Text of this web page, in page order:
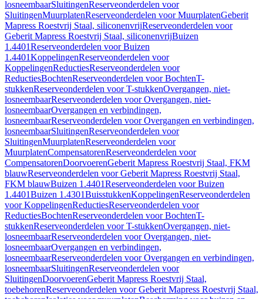
losneembaarSluitingenReserveonderdelen voor
SluitingenMuurplatenReserveonderdelen voor MuurplatenGeberit
Mapress Roestvrij Staal, siliconenvrijReserveonderdelen voor
Geberit Mapress Roestvrij Staal, siliconenvrijBuizen
1.4401Reserveonderdelen voor Buizen
1.4401KoppelingenReserveonderdelen voor
KoppelingenReductiesReserveonderdelen voor
ReductiesBochtenReserveonderdelen voor BochtenT-
stukkenReserveonderdelen voor T-stukkenOvergangen, niet-
losneembaarReserveonderdelen voor Overgangen, niet-
losneembaarOvergangen en verbindingen,
losneembaarReserveonderdelen voor Overgangen en verbindingen,
losneembaarSluitingenReserveonderdelen voor
SluitingenMuurplatenReserveonderdelen voor
MuurplatenCompensatorenReserveonderdelen voor
CompensatorenDoorvoerenGeberit Mapress Roestvrij Staal, FKM
blauwReserveonderdelen voor Geberit Mapress Roestvrij Staal,
FKM blauwBuizen 1.4401Reserveonderdelen voor Buizen
1.4401Buizen 1.4301BuisstukkenKoppelingenReserveonderdelen
voor KoppelingenReductiesReserveonderdelen voor
ReductiesBochtenReserveonderdelen voor BochtenT-
stukkenReserveonderdelen voor T-stukkenOvergangen, niet-
losneembaarReserveonderdelen voor Overgangen, niet-
losneembaarOvergangen en verbindingen,
losneembaarReserveonderdelen voor Overgangen en verbindingen,
losneembaarSluitingenReserveonderdelen voor
SluitingenDoorvoerenGeberit Mapress Roestvrij Staal,
toebehorenReserveonderdelen voor Geberit Mapress Roestvrij Staal,